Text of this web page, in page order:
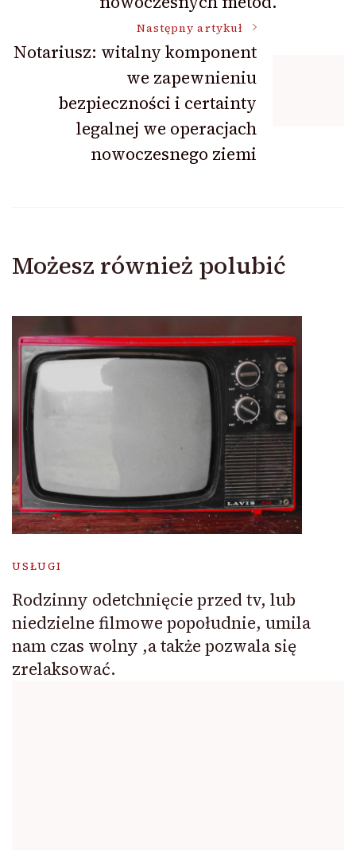
Następny artykuł
Notariusz: witalny komponent
we zapewnieniu
bezpieczności i certainty
legalnej we operacjach
nowoczesnego ziemi
Możesz również polubić
USŁUGI
Rodzinny odetchnięcie przed tv, lub
niedzielne filmowe popołudnie, umila
nam czas wolny ,a także pozwala się
zrelaksować.